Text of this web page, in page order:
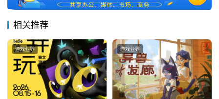
中
国
相关推荐
游戏业界 游戏业界